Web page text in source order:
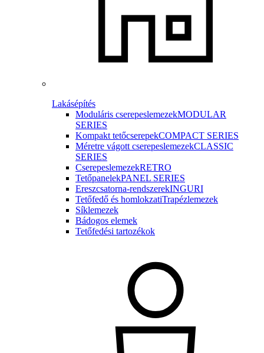
Lakásépítés
Moduláris cserepeslemezekMODULAR
SERIES
Kompakt tetőcserepekCOMPACT SERIES
Méretre vágott cserepeslemezekCLASSIC
SERIES
CserepeslemezekRETRO
TetőpanelekPANEL SERIES
Ereszcsatorna-rendszerekINGURI
Tetőfedő és homlokzatiTrapézlemezek
Síklemezek
Bádogos elemek
Tetőfedési tartozékok